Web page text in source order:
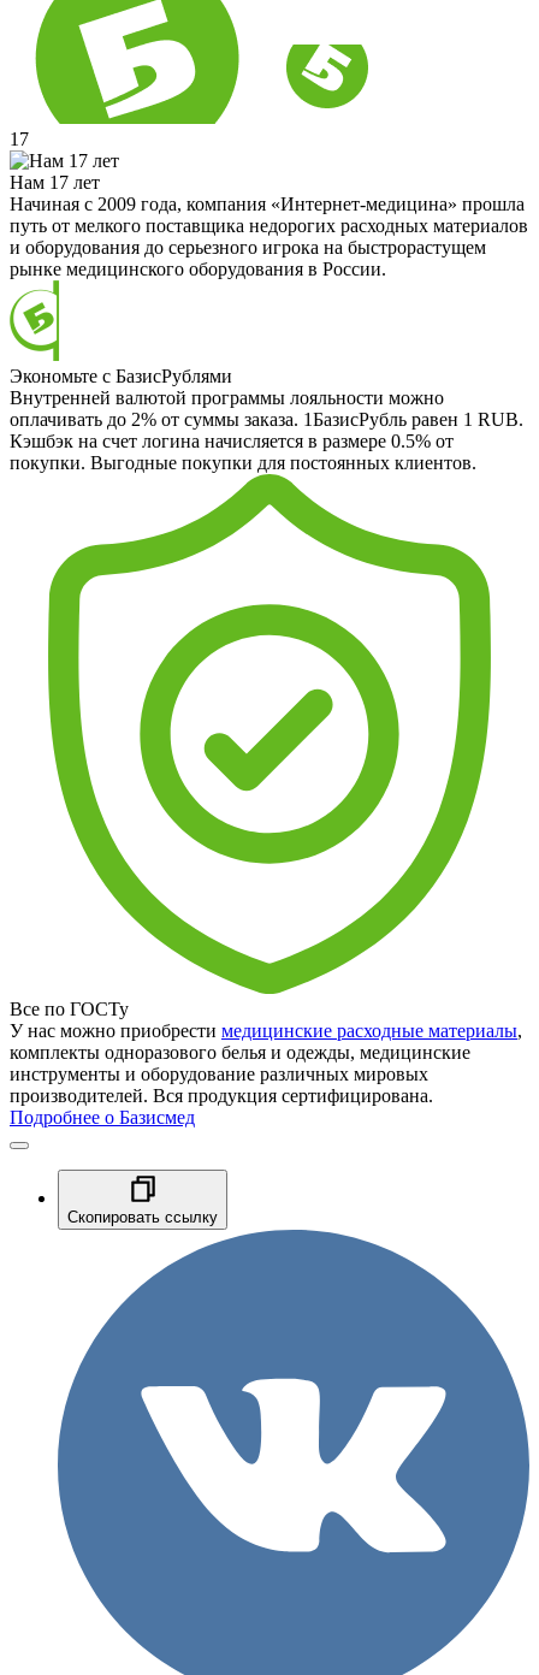
17
Нам 17 лет
Начиная с 2009 года, компания «Интернет-медицина» прошла
путь от мелкого поставщика недорогих расходных материалов
и оборудования до серьезного игрока на быстрорастущем
рынке медицинского оборудования в России.
Экономьте с БазисРублями
Внутренней валютой программы лояльности можно
оплачивать до 2% от суммы заказа. 1БазисРубль равен 1 RUB.
Кэшбэк на счет логина начисляется в размере 0.5% от
покупки. Выгодные покупки для постоянных клиентов.
Все по ГОСТу
У нас можно приобрести медицинские расходные материалы,
комплекты одноразового белья и одежды, медицинские
инструменты и оборудование различных мировых
производителей. Вся продукция сертифицирована.
Подробнее о Базисмед
Скопировать ссылку